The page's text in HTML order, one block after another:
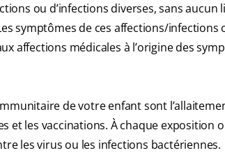
ou d’infections diverses, sans aucun
symptômes de ces affections/infections
affections médicales à l’origine des
de votre enfant sont
les vaccinations. À chaque exposition
les virus ou les infections bactériennes.